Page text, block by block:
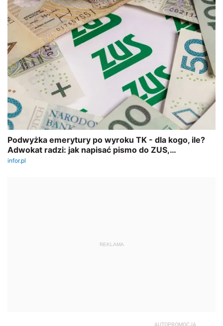
REKLAMA
AUTOPROMOCJA